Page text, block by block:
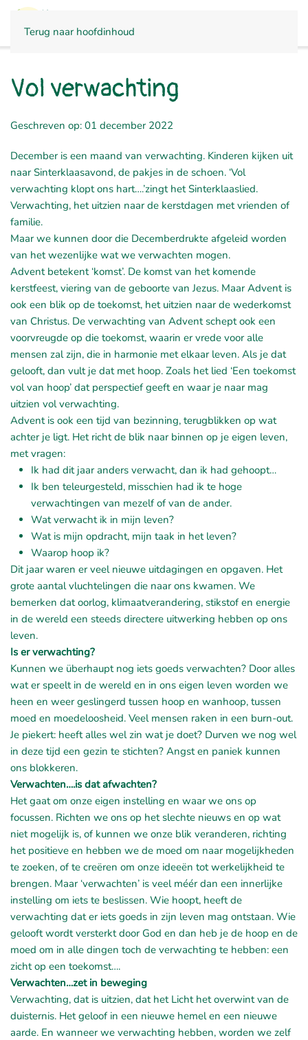
Terug naar hoofdinhoud
Vol verwachting
Geschreven op: 01 december 2022
December is een maand van verwachting. Kinderen kijken uit
naar Sinterklaasavond, de pakjes in de schoen. ‘Vol
verwachting klopt ons hart….’zingt het Sinterklaaslied.
Verwachting, het uitzien naar de kerstdagen met vrienden of
familie.
Maar we kunnen door die Decemberdrukte afgeleid worden
van het wezenlijke wat we verwachten mogen.
Advent betekent ‘komst’. De komst van het komende
kerstfeest, viering van de geboorte van Jezus. Maar Advent is
ook een blik op de toekomst, het uitzien naar de wederkomst
van Christus. De verwachting van Advent schept ook een
voorvreugde op die toekomst, waarin er vrede voor alle
mensen zal zijn, die in harmonie met elkaar leven. Als je dat
gelooft, dan vult je dat met hoop. Zoals het lied ‘Een toekomst
vol van hoop’ dat perspectief geeft en waar je naar mag
uitzien vol verwachting.
Advent is ook een tijd van bezinning, terugblikken op wat
achter je ligt. Het richt de blik naar binnen op je eigen leven,
met vragen:
Ik had dit jaar anders verwacht, dan ik had gehoopt…
Ik ben teleurgesteld, misschien had ik te hoge
verwachtingen van mezelf of van de ander.
Wat verwacht ik in mijn leven?
Wat is mijn opdracht, mijn taak in het leven?
Waarop hoop ik?
Dit jaar waren er veel nieuwe uitdagingen en opgaven. Het
grote aantal vluchtelingen die naar ons kwamen. We
bemerken dat oorlog, klimaatverandering, stikstof en energie
in de wereld een steeds directere uitwerking hebben op ons
leven.
Is er verwachting?
Kunnen we überhaupt nog iets goeds verwachten? Door alles
wat er speelt in de wereld en in ons eigen leven worden we
heen en weer geslingerd tussen hoop en wanhoop, tussen
moed en moedeloosheid. Veel mensen raken in een burn-out.
Je piekert: heeft alles wel zin wat je doet? Durven we nog wel
in deze tijd een gezin te stichten? Angst en paniek kunnen
ons blokkeren.
Verwachten….is dat afwachten?
Het gaat om onze eigen instelling en waar we ons op
focussen. Richten we ons op het slechte nieuws en op wat
niet mogelijk is, of kunnen we onze blik veranderen, richting
het positieve en hebben we de moed om naar mogelijkheden
te zoeken, of te creëren om onze ideeën tot werkelijkheid te
brengen. Maar ‘verwachten’ is veel méér dan een innerlijke
instelling om iets te beslissen. Wie hoopt, heeft de
verwachting dat er iets goeds in zijn leven mag ontstaan. Wie
gelooft wordt versterkt door God en dan heb je de hoop en de
moed om in alle dingen toch de verwachting te hebben: een
zicht op een toekomst….
Verwachten…zet in beweging
Verwachting, dat is uitzien, dat het Licht het overwint van de
duisternis. Het geloof in een nieuwe hemel en een nieuwe
aarde. En wanneer we verwachting hebben, worden we zelf